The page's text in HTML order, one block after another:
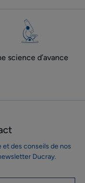
science d’avance
et des conseils de nos
Ducray.